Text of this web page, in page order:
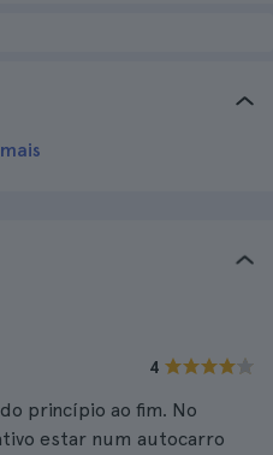
4
princípio ao fim. No
estar num autocarro